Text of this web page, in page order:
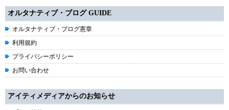
オルタナティブ・ブログ GUIDE
オルタナティブ・ブログ憲章
利用規約
プライバシーポリシー
お問い合わせ
アイティメディアからのお知らせ